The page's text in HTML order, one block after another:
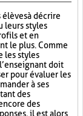
à décrire
leurs styles
et en
le plus. Comme
les styles
doit
pour évaluer les
à ses
des
des
il est alors